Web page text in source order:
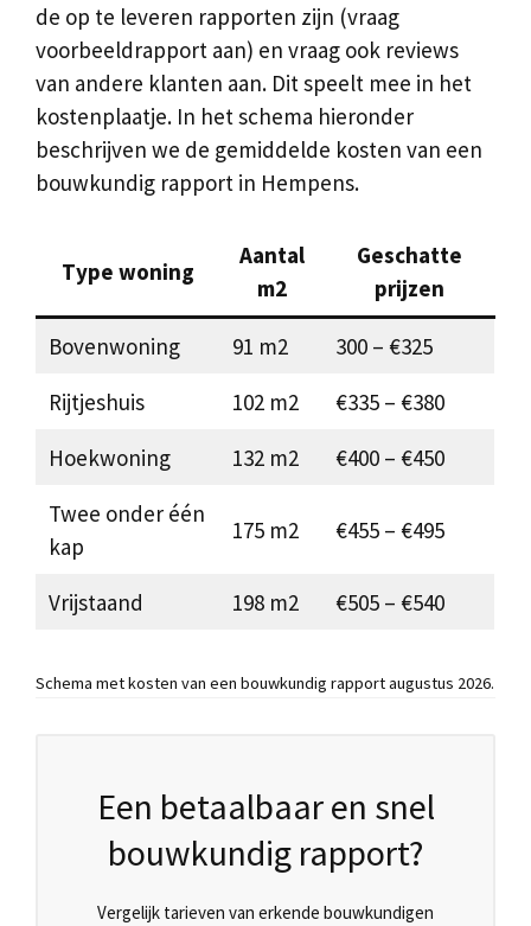
de op te leveren rapporten zijn (vraag
voorbeeldrapport aan) en vraag ook reviews
van andere klanten aan. Dit speelt mee in het
kostenplaatje. In het schema hieronder
beschrijven we de gemiddelde kosten van een
bouwkundig rapport in Hempens.
Type woning
Aantal
m2
Geschatte
prijzen
Bovenwoning 91 m2
300 – €325
Rijtjeshuis
102 m2
€335 – €380
Hoekwoning
132 m2
€400 – €450
Twee onder één
kap
175 m2 €455 – €495
Vrijstaand 198 m2 €505 – €540
Schema met kosten van een bouwkundig rapport augustus 2026.
Een betaalbaar en snel
bouwkundig rapport?
Vergelijk tarieven van erkende bouwkundigen